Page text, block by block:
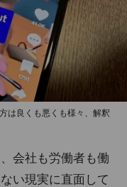
は良くも悪くも様々、解釈
会社も労働者も働
い現実に直面して